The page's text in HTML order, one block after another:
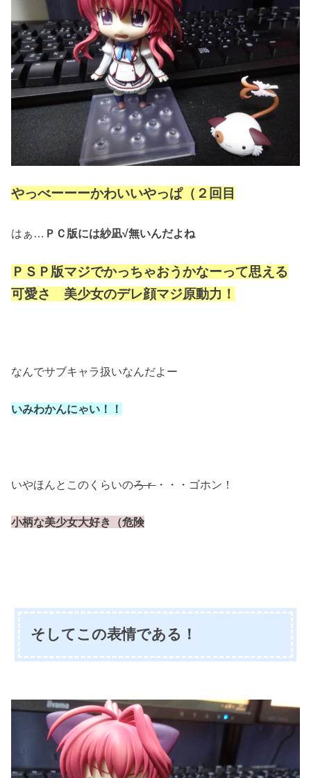
やっべーーーかわいいやっぱ（２回目
はぁ… ＰＣ版には紗凪√無いんだよね
ＰＳＰ版マジでかっちゃおうかなーって思える
可愛さ 美少女のデレ顔マジ原動力！
なんでサブキャラ扱いなんだよー
いみわかんにゃい！！
いやほんとこのくらいのろｒ・・・ゴホン！
小柄な美少女大好き（危険
そしてこの表情である！